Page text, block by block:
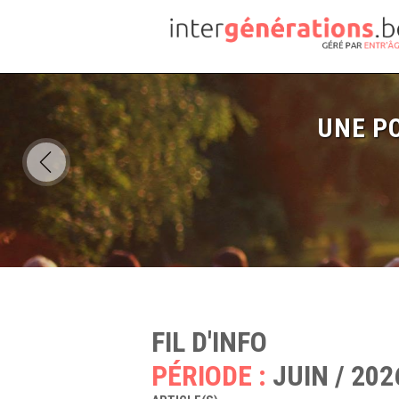
UNE
FIL D'INFO
PÉRIODE : JUIN /